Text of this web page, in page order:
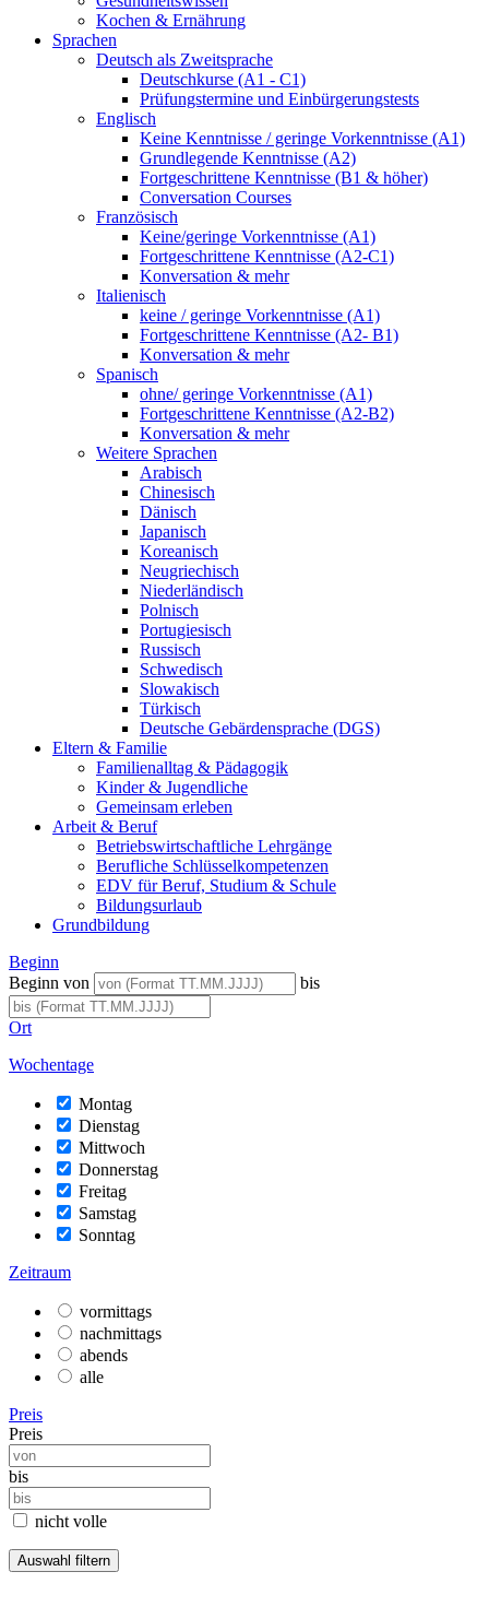
Kochen & Ernährung
Sprachen
Deutsch als Zweitsprache
Deutschkurse (A1 - C1)
Prüfungstermine und Einbürgerungstests
Englisch
Keine Kenntnisse / geringe Vorkenntnisse (A1)
Grundlegende Kenntnisse (A2)
Fortgeschrittene Kenntnisse (B1 & höher)
Conversation Courses
Französisch
Keine/geringe Vorkenntnisse (A1)
Fortgeschrittene Kenntnisse (A2-C1)
Konversation & mehr
Italienisch
keine / geringe Vorkenntnisse (A1)
Fortgeschrittene Kenntnisse (A2- B1)
Konversation & mehr
Spanisch
ohne/ geringe Vorkenntnisse (A1)
Fortgeschrittene Kenntnisse (A2-B2)
Konversation & mehr
Weitere Sprachen
Arabisch
Chinesisch
Dänisch
Japanisch
Koreanisch
Neugriechisch
Niederländisch
Polnisch
Portugiesisch
Russisch
Schwedisch
Slowakisch
Türkisch
Deutsche Gebärdensprache (DGS)
Eltern & Familie
Familienalltag & Pädagogik
Kinder & Jugendliche
Gemeinsam erleben
Arbeit & Beruf
Betriebswirtschaftliche Lehrgänge
Berufliche Schlüsselkompetenzen
EDV für Beruf, Studium & Schule
Bildungsurlaub
Grundbildung
Beginn
Beginn von
bis
Ort
Wochentage
Montag
Dienstag
Mittwoch
Donnerstag
Freitag
Samstag
Sonntag
Zeitraum
vormittags
nachmittags
abends
alle
Preis
Preis
bis
nicht volle